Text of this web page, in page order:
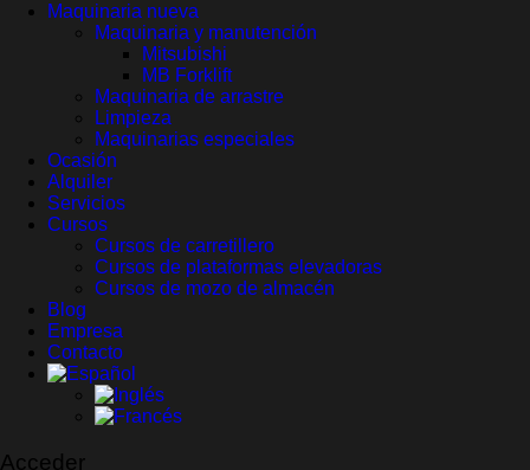
Maquinaria nueva
Maquinaria y manutención
Mitsubishi
MB Forklift
Maquinaria de arrastre
Limpieza
Maquinarias especiales
Ocasión
Alquiler
Servicios
Cursos
Cursos de carretillero
Cursos de plataformas elevadoras
Cursos de mozo de almacén
Blog
Empresa
Contacto
Acceder